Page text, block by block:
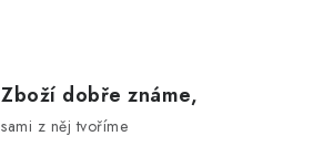
Zboží dobře známe,
sami z něj tvoříme